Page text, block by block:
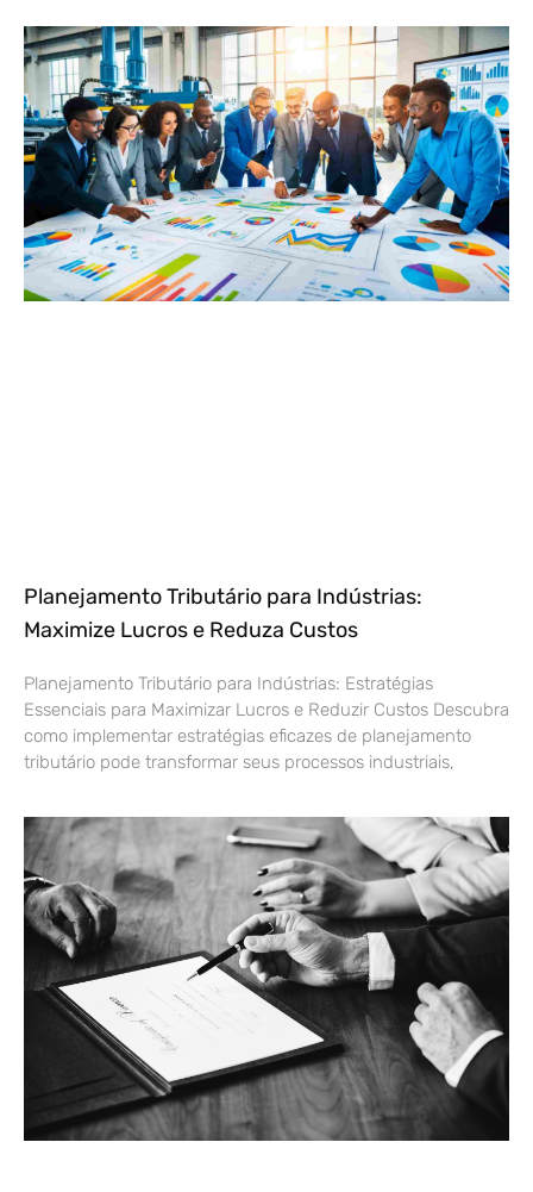
Planejamento Tributário para Indústrias:
Maximize Lucros e Reduza Custos
Planejamento Tributário para Indústrias: Estratégias
Essenciais para Maximizar Lucros e Reduzir Custos Descubra
como implementar estratégias eficazes de planejamento
tributário pode transformar seus processos industriais,